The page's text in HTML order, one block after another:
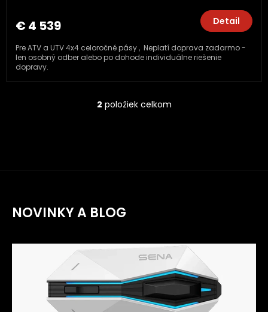
€ 4 539 Detail
Pre ATV a UTV 4x4 celoročné pásy , Neplatí doprava zadarmo -
len osobný odber alebo po dohode individuálne riešenie
dopravy.
O
a
k
y
ý
p
i
2 položiek celkom
NOVINKY A BLOG